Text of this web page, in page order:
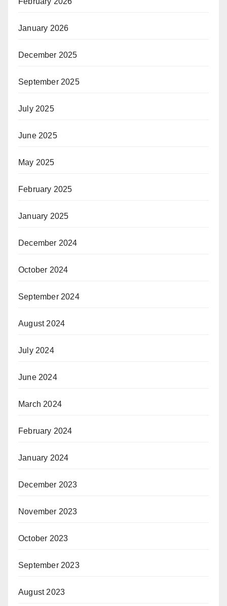
January 2026
December 2025
September 2025
July 2025
June 2025
May 2025
February 2025
January 2025
December 2024
October 2024
September 2024
August 2024
July 2024
June 2024
March 2024
February 2024
January 2024
December 2023
November 2023
October 2023
September 2023
August 2023